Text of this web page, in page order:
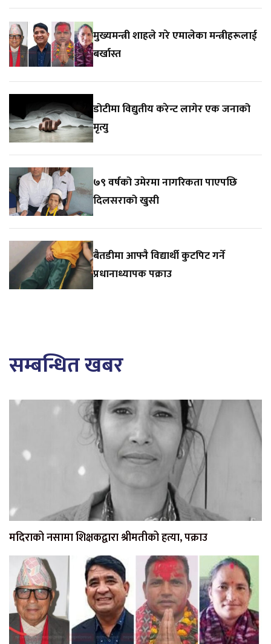
मुख्यमन्त्री शाहले गरे एमालेका मन्त्रीहरूलाई
बर्खास्त
डोटीमा विद्युतीय करेन्ट लागेर एक जनाको
मृत्यु
७९ वर्षको उमेरमा नागरिकता पाएपछि
दिलसराको खुसी
बैतडीमा आफ्नै विद्यार्थी कुटपिट गर्ने
प्रधानाध्यापक पक्राउ
सम्बन्धित खबर
मदिराको नसामा शिक्षकद्वारा श्रीमतीको हत्या, पक्राउ